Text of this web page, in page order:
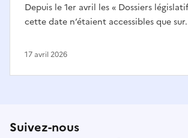
Depuis le 1er avril les « Dossiers
cette date n’étaient accessibles que
17 avril 2026
Suivez-nous